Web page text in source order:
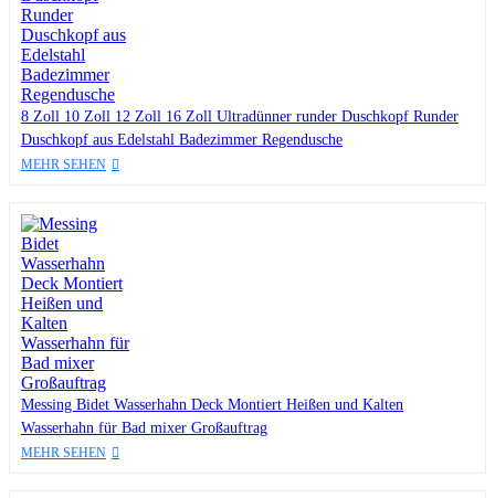
8 Zoll 10 Zoll 12 Zoll 16 Zoll Ultradünner runder Duschkopf Runder
Duschkopf aus Edelstahl Badezimmer Regendusche
MEHR SEHEN
Messing Bidet Wasserhahn Deck Montiert Heißen und Kalten
Wasserhahn für Bad mixer Großauftrag
MEHR SEHEN